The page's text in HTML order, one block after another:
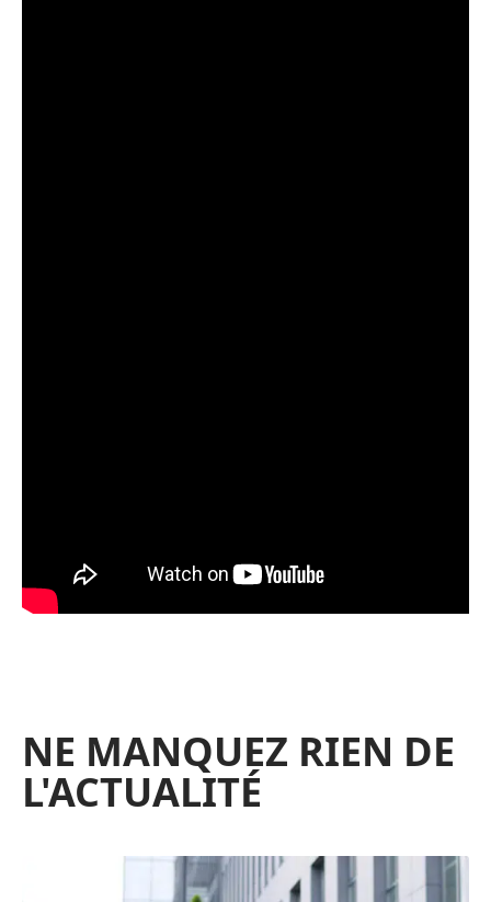
NE MANQUEZ RIEN DE
L'ACTUALITÉ